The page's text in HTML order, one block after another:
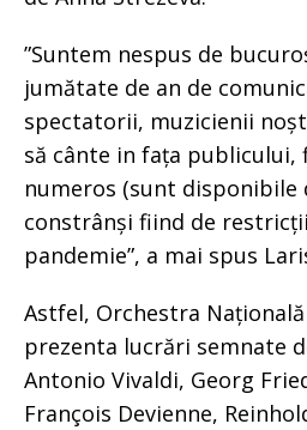
”Suntem nespus de
jumătate de an de
spectatorii, muzicienii
să cânte in fața publicului,
numeros (sunt disponibile
constrânși fiind de
pandemie”, a mai spus
Astfel, Orchestra Națională
prezenta lucrări semnate
Antonio Vivaldi, Georg
François Devienne,